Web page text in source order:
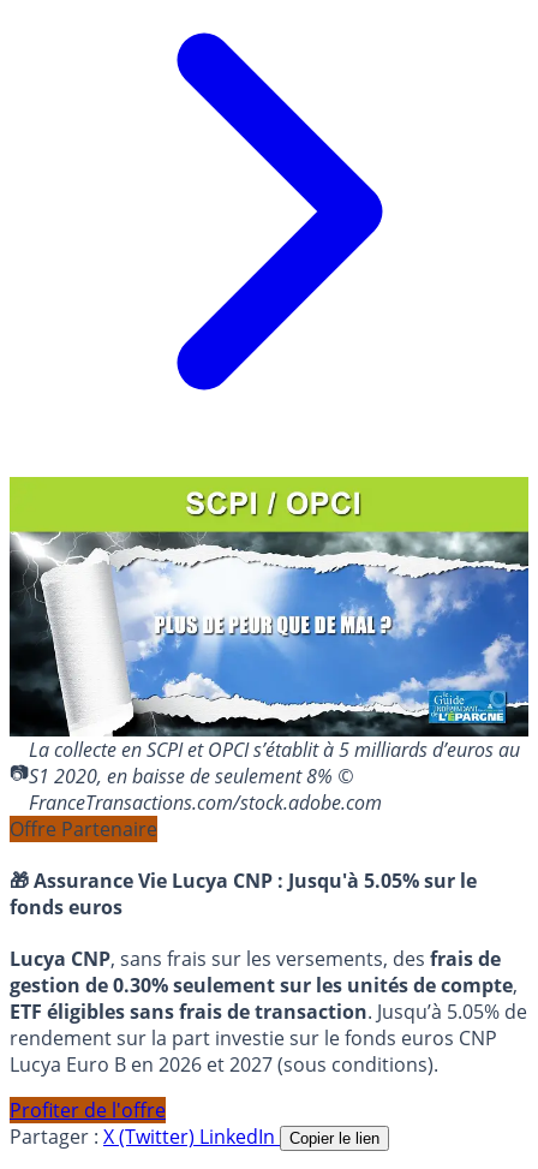
La collecte en SCPI et OPCI s’établit à 5 milliards d’euros au
S1 2020, en baisse de seulement 8% ©
FranceTransactions.com/stock.adobe.com
Offre Partenaire
🎁 Assurance Vie Lucya CNP : Jusqu'à 5.05% sur le
fonds euros
Lucya CNP, sans frais sur les versements, des frais de
gestion de 0.30% seulement sur les unités de compte,
ETF éligibles sans frais de transaction. Jusqu’à 5.05% de
rendement sur la part investie sur le fonds euros CNP
Lucya Euro B en 2026 et 2027 (sous conditions).
Profiter de l'offre
Partager : X (Twitter) LinkedIn Copier le lien